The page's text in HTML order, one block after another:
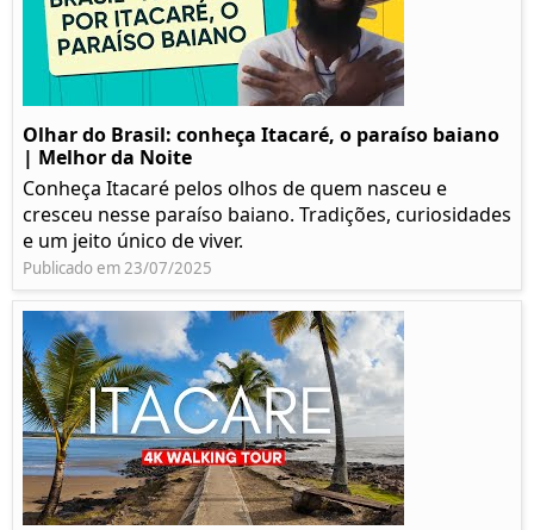
Olhar do Brasil: conheça Itacaré, o paraíso baiano
| Melhor da Noite
Conheça Itacaré pelos olhos de quem nasceu e
cresceu nesse paraíso baiano. Tradições, curiosidades
e um jeito único de viver.
Publicado em 23/07/2025